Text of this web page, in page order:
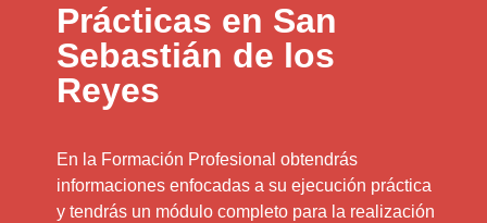
Prácticas en San
Sebastián de los
Reyes
En la Formación Profesional obtendrás
informaciones enfocadas a su ejecución práctica
y tendrás un módulo completo para la realización